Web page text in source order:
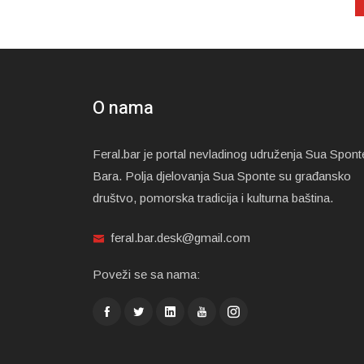
O nama
Feral.bar je portal nevladinog udruženja Sua
Bara. Polja djelovanja Sua Sponte su građansko
društvo, pomorska tradicija i kulturna baština.
feral.bar.desk@gmail.com
Poveži se sa nama: